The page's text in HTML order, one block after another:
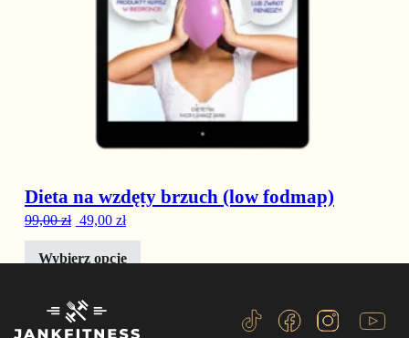
Dieta na wzdęty brzuch (low fodmap)
99,00zł Pierwotna cena wynosiła: 99,00 zł.
49,00 złAktualna cena wynosi: 49,00 zł.
Wybierz opcje